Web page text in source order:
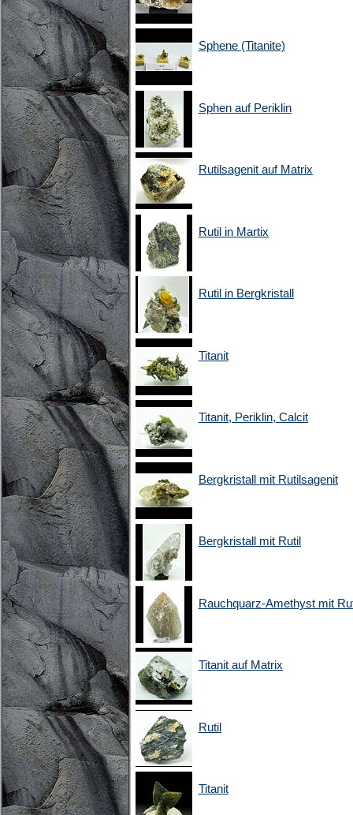
Sphene (Titanite)
Sphen auf Periklin
Rutilsagenit auf Matrix
Rutil in Martix
Rutil in Bergkristall
Titanit
Titanit, Periklin, Calcit
Bergkristall mit Rutilsagenit
Bergkristall mit Rutil
Rauchquarz-Amethyst mit
Titanit auf Matrix
Rutil
Titanit